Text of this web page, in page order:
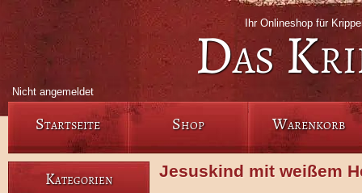
Ihr Onlineshop für
Das
Nicht angemeldet
Startseite Shop Warenkorb
Kategorien Jesuskind mit weißem